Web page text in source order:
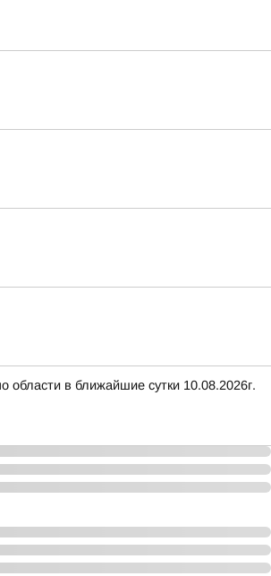
в ближайшие сутки 10.08.2026г.